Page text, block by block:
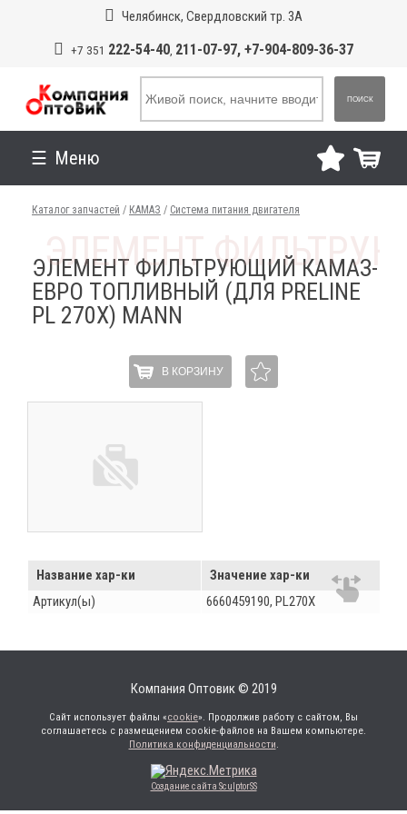
Челябинск, Свердловский тр. 3А
+7 351 222-54-40, 211-07-97, +7-904-809-36-37
ПОИСК
Меню
Каталог запчастей / КАМАЗ / Система питания двигателя
ЭЛЕМЕНТ ФИЛЬТРУЮЩИЙ КАМАЗ-
ЕВРО ТОПЛИВНЫЙ (ДЛЯ PRELINE
PL 270Х) MANN
В КОРЗИНУ
Название хар-ки
Значение хар-ки
Артикул(ы)
6660459190, PL270X
Компания Оптовик © 2019
Сайт использует файлы «cookie». Продолжив работу с сайтом, Вы
соглашаетесь с размещением cookie-файлов на Вашем компьютере.
Политика конфиденциальности.
Создание сайта SculptorSS